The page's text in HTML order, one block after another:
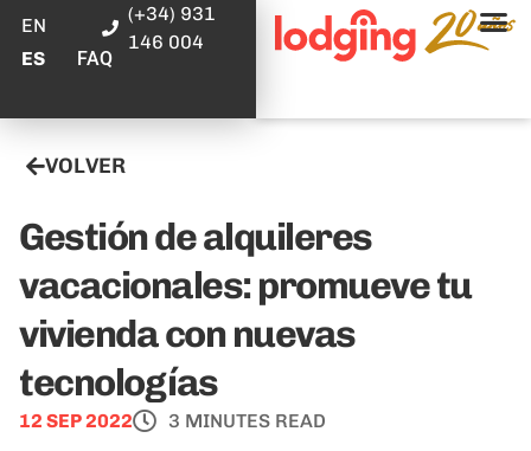
EN
ES
FAQ
(+34) 931
146 004
VOLVER
Gestión de alquileres
vacacionales: promueve tu
vivienda con nuevas
tecnologías
12 SEP 2022 3 MINUTES READ